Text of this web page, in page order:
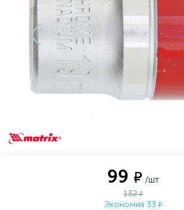
99 ₽ /шт
132₽
Экономия 33 ₽